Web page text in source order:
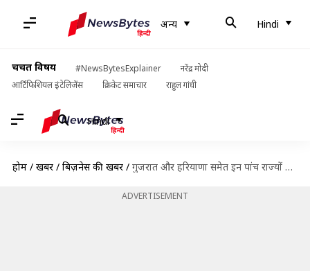
अन्य Hindi
चर्चित विषय #NewsBytesExplainer
नरेंद्र मोदी
आर्टिफिशियल इंटेलिजेंस
क्रिकेट समाचार राहुल गांधी
Hindi
होम / खबरें / बिज़नेस की खबरें / गुजरात और हरियाणा समेत इन पांच राज्यों में महंगी होगी बिजली
ADVERTISEMENT